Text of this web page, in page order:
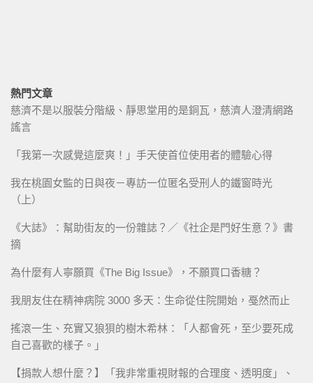
熱門文章
慈濟不是以服裝分階級、靜思堂用的是銅瓦，慈濟人澄清網路
謠言
「我第一次感覺這麼爽！」手天使首位使用者的體驗心得
我在桃園女監的日與夜－專訪一位匿名受刑人的鐵窗時光
（上）
《大誌》：幫助街友的一份雜誌？／《社企是門好生意？》書
摘
為什麼有人寧願買《The Big Issue》，不願買口香糖？
我朋友住在精神病院 3000 多天：生命從住院開始，戞然而止
搖滾一生、充實又狼狽的樹木希林：「人都會死，至少要死成
自己喜歡的樣子。」
【捐款人想什麼？】「我非常重視財報的合理度、透明度」、